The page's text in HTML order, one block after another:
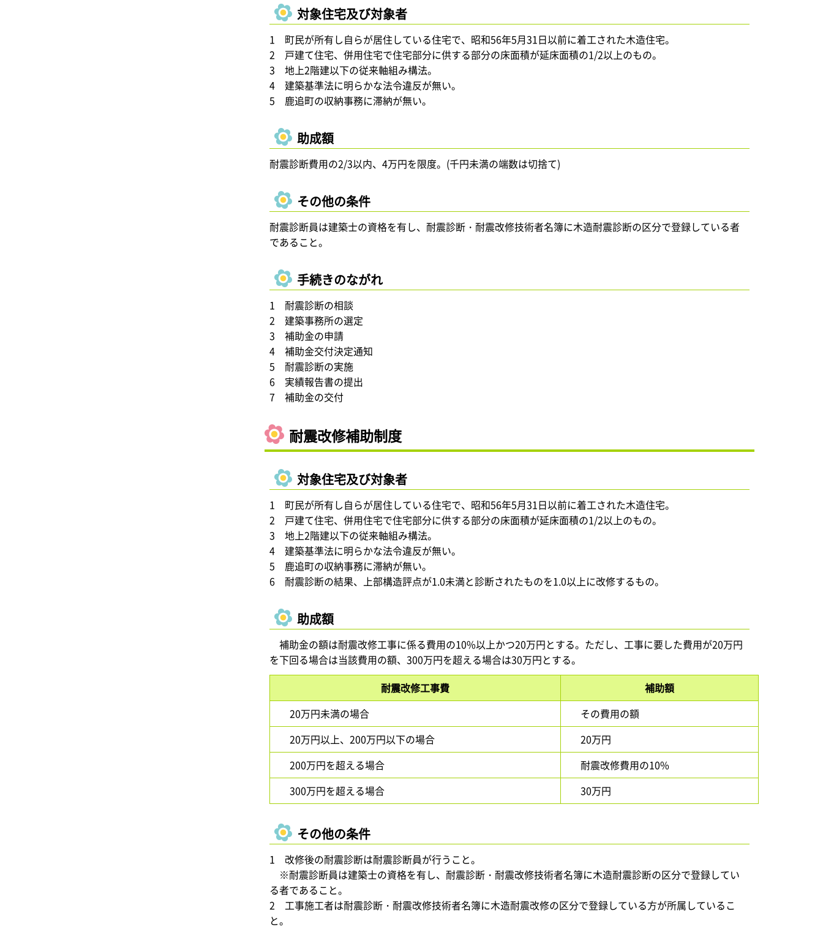
対象住宅及び対象者
1 町民が所有し自らが居住している住宅で、昭和56年5月31日以前に着工された木造住宅。
2 戸建て住宅、併用住宅で住宅部分に供する部分の床面積が延床面積の1/2以上のもの。
3 地上2階建以下の従来軸組み構法。
4 建築基準法に明らかな法令違反が無い。
5 鹿追町の収納事務に滞納が無い。
助成額
耐震診断費用の2/3以内、4万円を限度。(千円未満の端数は切捨て)
その他の条件
耐震診断員は建築士の資格を有し、耐震診断・耐震改修技術者名簿に木造耐震診断の区分で登録している者
であること。
手続きのながれ
1 耐震診断の相談
2 建築事務所の選定
3 補助金の申請
4 補助金交付決定通知
5 耐震診断の実施
6 実績報告書の提出
7 補助金の交付
耐震改修補助制度
対象住宅及び対象者
1 町民が所有し自らが居住している住宅で、昭和56年5月31日以前に着工された木造住宅。
2 戸建て住宅、併用住宅で住宅部分に供する部分の床面積が延床面積の1/2以上のもの。
3 地上2階建以下の従来軸組み構法。
4 建築基準法に明らかな法令違反が無い。
5 鹿追町の収納事務に滞納が無い。
6 耐震診断の結果、上部構造評点が1.0未満と診断されたものを1.0以上に改修するもの。
助成額
補助金の額は耐震改修工事に係る費用の10%以上かつ20万円とする。ただし、工事に要した費用が20万円
を下回る場合は当該費用の額、300万円を超える場合は30万円とする。
耐震改修工事費
補助額
20万円未満の場合
その費用の額
20万円以上、200万円以下の場合
20万円
200万円を超える場合
耐震改修費用の10%
300万円を超える場合
30万円
その他の条件
1 改修後の耐震診断は耐震診断員が行うこと。
※耐震診断員は建築士の資格を有し、耐震診断・耐震改修技術者名簿に木造耐震診断の区分で登録してい
る者であること。
2 工事施工者は耐震診断・耐震改修技術者名簿に木造耐震改修の区分で登録している方が所属しているこ
と。